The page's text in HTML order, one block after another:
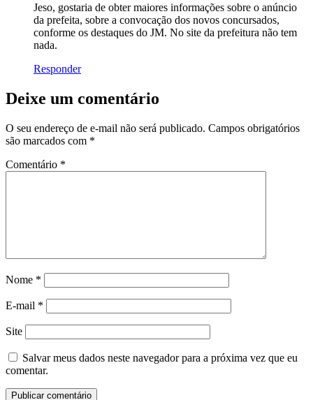
Jeso, gostaria de obter maiores informações sobre o anúncio
da prefeita, sobre a convocação dos novos concursados,
conforme os destaques do JM. No site da prefeitura não tem
nada.
Responder
Deixe um comentário
O seu endereço de e-mail não será publicado. Campos obrigatórios
são marcados com *
Comentário *
Nome *
E-mail *
Site
Salvar meus dados neste navegador para a próxima vez que eu
comentar.